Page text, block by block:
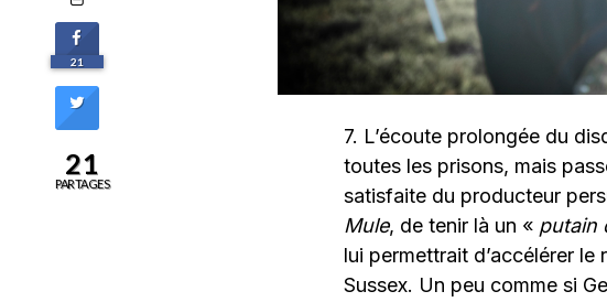
7. L’écoute prolongée du
toutes les prisons, mais
satisfaite du producteur
Mule, de tenir là un « putain
lui permettrait d’accélérer
Sussex. Un peu comme si
21
21
PARTAGES